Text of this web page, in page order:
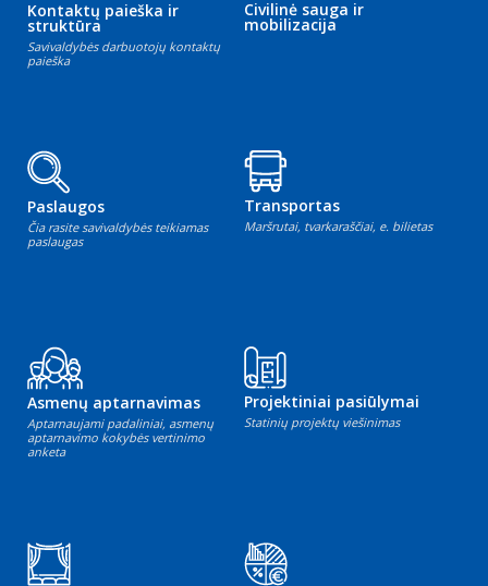
Kontaktų paieška ir
struktūra
Savivaldybės darbuotojų kontaktų
paieška
Civilinė sauga ir
mobilizacija
Paslaugos
Čia rasite savivaldybės teikiamas
paslaugas
Transportas
Maršrutai, tvarkaraščiai, e. bilietas
Asmenų aptarnavimas
Aptarnaujami padaliniai, asmenų
aptarnavimo kokybės vertinimo
anketa
Projektiniai pasiūlymai
Statinių projektų viešinimas